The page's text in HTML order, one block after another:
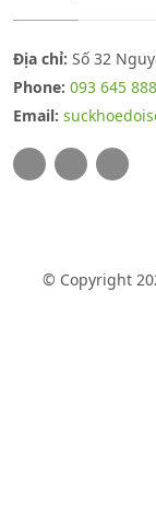
Địa chỉ: Số 32
Phone: 093 645 888
Email:
© Copyright